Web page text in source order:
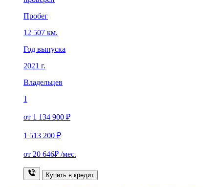
Пробег
12 507 км.
Год выпуска
2021 г.
Владельцев
1
от 1 134 900 ₽
1 513 200 ₽
от 20 646₽ /мес.
Купить в кредит